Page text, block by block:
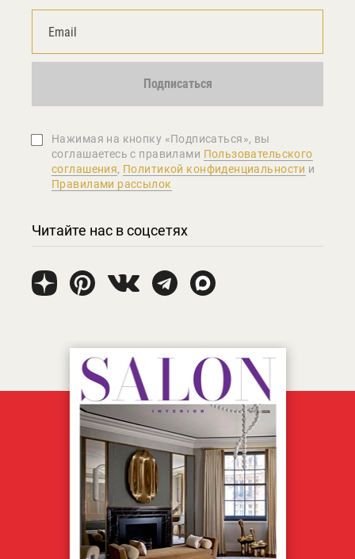
Подписаться
Нажимая на кнопку «Подписаться», вы
соглашаетеcь с правилами Пользовательского
соглашения, Политикой конфиденциальности и
Правилами рассылок
Читайте нас в соцсетях